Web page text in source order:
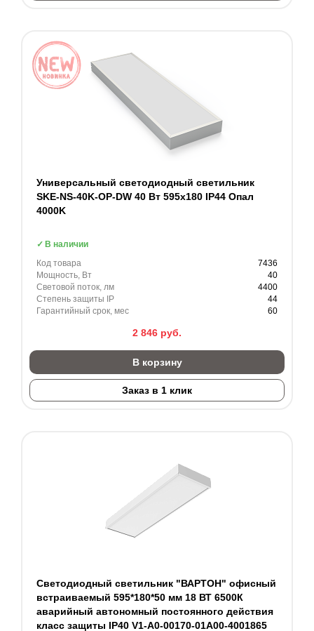
Универсальный светодиодный светильник
SKE-NS-40K-OP-DW 40 Вт 595x180 IP44 Опал
4000K
В наличии
Код товара
7436
Мощность, Вт
40
Световой поток, лм
4400
Степень защиты IP
44
Гарантийный срок, мес
60
2 846 руб.
В корзину
Заказ в 1 клик
Светодиодный светильник "ВАРТОН" офисный
встраиваемый 595*180*50 мм 18 ВТ 6500К
аварийный автономный постоянного действия
класс защиты IP40 V1-A0-00170-01A00-4001865